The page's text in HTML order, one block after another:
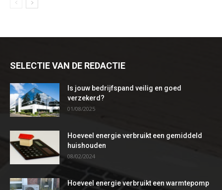
SELECTIE VAN DE REDACTIE
Is jouw bedrijfspand veilig en goed
verzekerd?
01/08/2025
Hoeveel energie verbruikt een gemiddeld
huishouden
08/02/2024
Hoeveel energie verbruikt een warmtepomp